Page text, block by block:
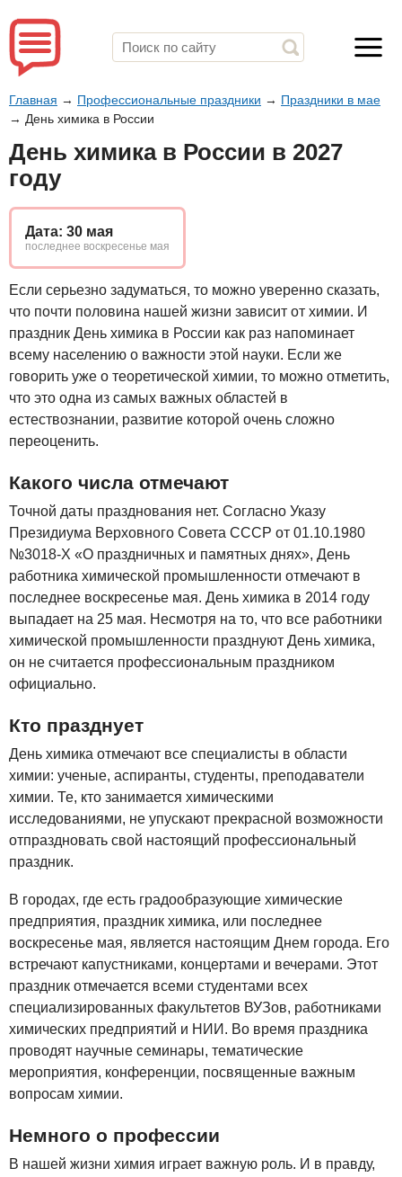
Главная → Профессиональные праздники → Праздники в мае
→ День химика в России
День химика в России в 2027
году
Дата: 30 мая
последнее воскресенье мая
Если серьезно задуматься, то можно уверенно сказать,
что почти половина нашей жизни зависит от химии. И
праздник День химика в России как раз напоминает
всему населению о важности этой науки. Если же
говорить уже о теоретической химии, то можно отметить,
что это одна из самых важных областей в
естествознании, развитие которой очень сложно
переоценить.
Какого числа отмечают
Точной даты празднования нет. Согласно Указу
Президиума Верховного Совета СССР от 01.10.1980
№3018-X «О праздничных и памятных днях», День
работника химической промышленности отмечают в
последнее воскресенье мая. День химика в 2014 году
выпадает на 25 мая. Несмотря на то, что все работники
химической промышленности празднуют День химика,
он не считается профессиональным праздником
официально.
Кто празднует
День химика отмечают все специалисты в области
химии: ученые, аспиранты, студенты, преподаватели
химии. Те, кто занимается химическими
исследованиями, не упускают прекрасной возможности
отпраздновать свой настоящий профессиональный
праздник.
В городах, где есть градообразующие химические
предприятия, праздник химика, или последнее
воскресенье мая, является настоящим Днем города. Его
встречают капустниками, концертами и вечерами. Этот
праздник отмечается всеми студентами всех
специализированных факультетов ВУЗов, работниками
химических предприятий и НИИ. Во время праздника
проводят научные семинары, тематические
мероприятия, конференции, посвященные важным
вопросам химии.
Немного о профессии
В нашей жизни химия играет важную роль. И в правду,